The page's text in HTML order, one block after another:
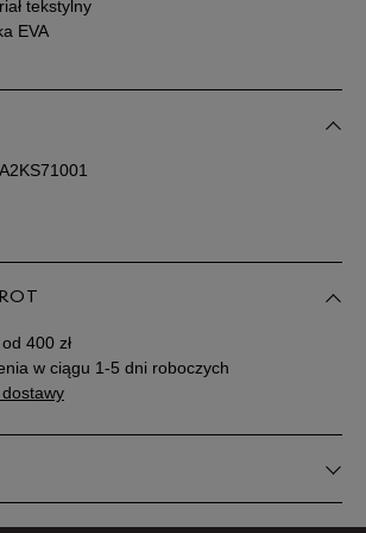
Powiadom o dostępności
centymetrach wymiary dotyczą długości stopy.
tekstylny
EVA
400 zł
w ciągu 1-5 dni roboczych
dostawy